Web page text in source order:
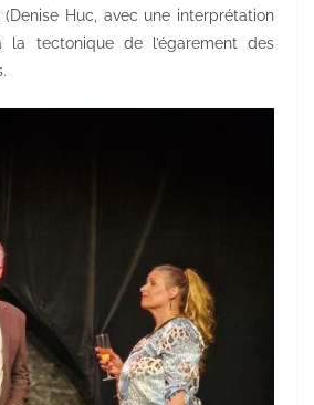
Huc, avec une interprétation
la tectonique de l’égarement des